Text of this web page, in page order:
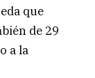
que
de 29
a la